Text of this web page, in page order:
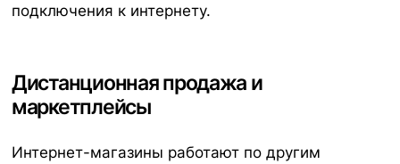
подключения к интернету.
Дистанционная продажа и
маркетплейсы
Интернет-магазины работают по другим